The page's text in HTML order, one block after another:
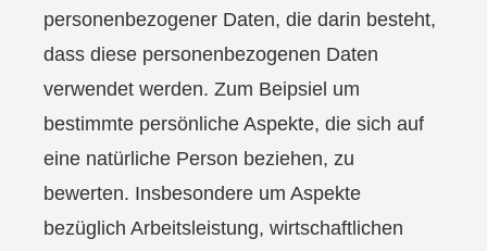
personenbezogener Daten, die darin besteht,
dass diese personenbezogenen Daten
verwendet werden. Zum Beipsiel um
bestimmte persönliche Aspekte, die sich auf
eine natürliche Person beziehen, zu
bewerten. Insbesondere um Aspekte
bezüglich Arbeitsleistung, wirtschaftlichen